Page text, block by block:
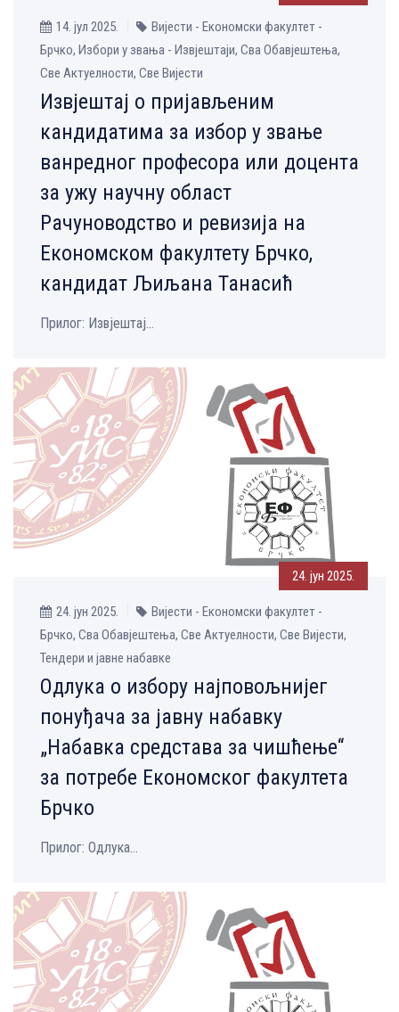
14. јул 2025.
Вијести - Економски факултет -
Брчко, Избори у звања - Извјештаји, Сва Обавјештења,
Све Aктуелности, Све Вијести
Извјештај о пријављеним
кандидатима за избор у звање
ванредног професора или доцента
за ужу научну област
Рачуноводство и ревизија на
Економском факултету Брчко,
кандидат Љиљана Танасић
Прилог: Извјештај...
24. јун 2025.
24. јун 2025.
Вијести - Економски факултет -
Брчко, Сва Обавјештења, Све Aктуелности, Све Вијести,
Тендери и јавне набавке
Одлука о избору најповољнијег
понуђача за јавну набавку
„Набавка средстава за чишћење“
за потребе Економског факултета
Брчко
Прилог: Одлука...